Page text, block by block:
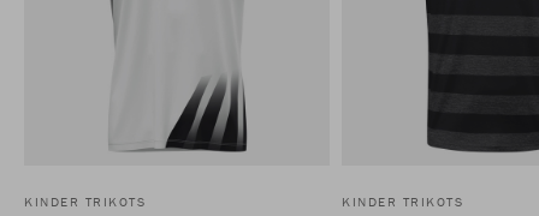
KINDER TRIKOTS KINDER TRIKOTS